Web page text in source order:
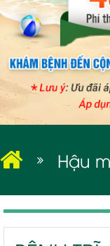
Hậu